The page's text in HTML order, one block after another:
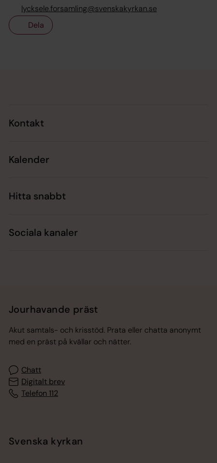
lycksele.forsamling@svenskakyrkan.se
Dela
Kontakt
Kalender
Hitta snabbt
Sociala kanaler
Jourhavande präst
Akut samtals- och krisstöd. Prata eller chatta anonymt
med en präst på kvällar och nätter.
Chatt
Digitalt brev
Telefon 112
Svenska kyrkan